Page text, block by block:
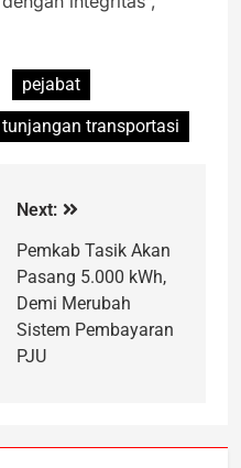
pejabat
tunjangan transportasi
Next:
Pemkab Tasik Akan
Pasang 5.000 kWh,
Demi Merubah
Sistem Pembayaran
PJU